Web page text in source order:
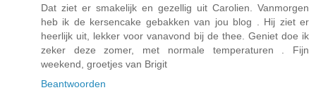
Dat ziet er smakelijk en gezellig uit Carolien. Vanmorgen
heb ik de kersencake gebakken van jou blog . Hij ziet er
heerlijk uit, lekker voor vanavond bij de thee. Geniet doe ik
zeker deze zomer, met normale temperaturen . Fijn
weekend, groetjes van Brigit
Beantwoorden